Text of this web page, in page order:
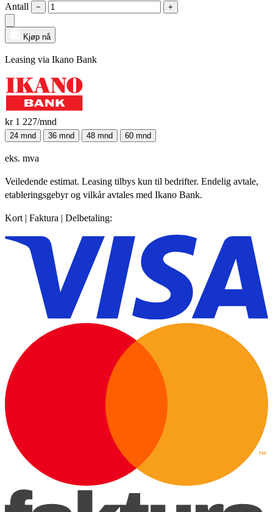
Antall − +
Kjøp nå
Leasing via Ikano Bank
kr 1 227/mnd
24 mnd 36 mnd 48 mnd 60 mnd
eks. mva
Veiledende estimat. Leasing tilbys kun til bedrifter. Endelig avtale,
etableringsgebyr og vilkår avtales med Ikano Bank.
Kort | Faktura | Delbetaling: